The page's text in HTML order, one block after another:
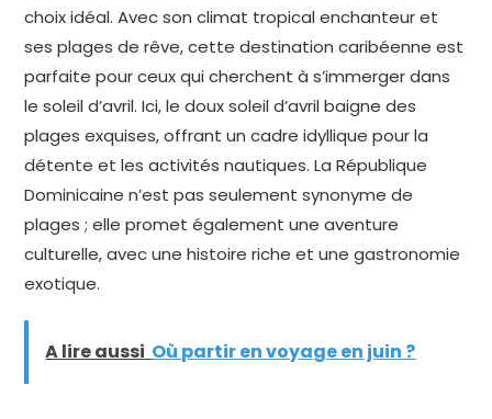
choix idéal. Avec son climat tropical enchanteur et
ses plages de rêve, cette destination caribéenne est
parfaite pour ceux qui cherchent à s’immerger dans
le soleil d’avril. Ici, le doux soleil d’avril baigne des
plages exquises, offrant un cadre idyllique pour la
détente et les activités nautiques. La République
Dominicaine n’est pas seulement synonyme de
plages ; elle promet également une aventure
culturelle, avec une histoire riche et une gastronomie
exotique.
A lire aussi Où partir en voyage en juin ?